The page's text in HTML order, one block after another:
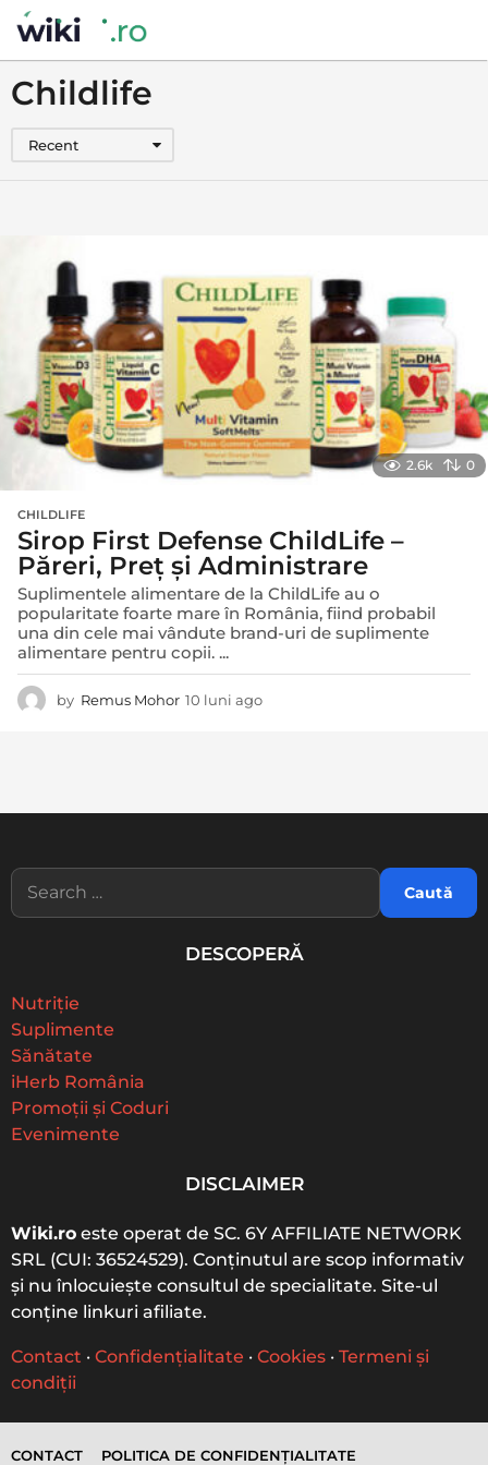
Childlife
Recent
2.6k 0
CHILDLIFE
Sirop First Defense ChildLife –
Păreri, Preț și Administrare
Suplimentele alimentare de la ChildLife au o
popularitate foarte mare în România, fiind probabil
una din cele mai vândute brand-uri de suplimente
alimentare pentru copii. ...
by Remus Mohor 10 luni ago
o
S
a
f
o
:
DESCOPERĂ
Nutriție
Suplimente
Sănătate
iHerb România
Promoții și Coduri
Evenimente
DISCLAIMER
Wiki.ro este operat de SC. 6Y AFFILIATE NETWORK
SRL (CUI: 36524529). Conținutul are scop informativ
și nu înlocuiește consultul de specialitate. Site-ul
conține linkuri afiliate.
Contact · Confidențialitate · Cookies · Termeni și
condiții
CONTACT POLITICA DE CONFIDENȚIALITATE